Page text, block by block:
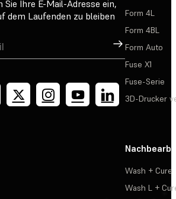
Sie Ihre E-Mail-Adresse ein,
dem Laufenden zu bleiben
Registrieren
Form 4L
Form 4BL
Form Auto
Fuse X1
Fuse-Serie
3D-Drucker
Wash + Cure
Wash L +